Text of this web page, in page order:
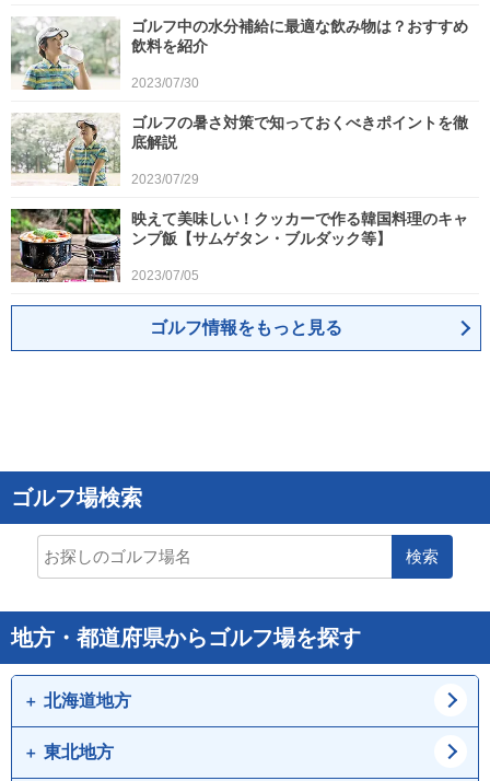
ゴルフ中の水分補給に最適な飲み物は？おすすめ
飲料を紹介
2023/07/30
ゴルフの暑さ対策で知っておくべきポイントを徹
底解説
2023/07/29
映えて美味しい！クッカーで作る韓国料理のキャ
ンプ飯【サムゲタン・ブルダック等】
2023/07/05
ゴルフ情報をもっと見る
ゴルフ場検索
検索
地方・都道府県からゴルフ場を探す
北海道地方
道北東北地方